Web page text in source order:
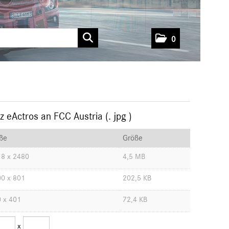
0
eActros an FCC Austria (. jpg )
Größe
x 2480 4,5 MB
x 801 202,5 KB
x 401 72,4 KB
x